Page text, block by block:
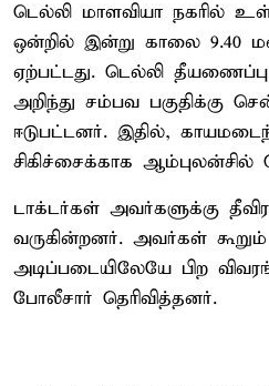
டெல்லி மாளவியா நகரில்
ஒன்றில் இன்று காலை 9.40
ஏற்பட்டது. டெல்லி
அறிந்து சம்பவ பகுதிக்கு
ஈடுபட்டனர். இதில்,
சிகிச்சைக்காக
டாக்டர்கள் அவர்களுக்கு தீவிர
வருகின்றனர். அவர்கள்
அடிப்படையிலேயே பிற
போலீசார் தெரிவித்தனர்.